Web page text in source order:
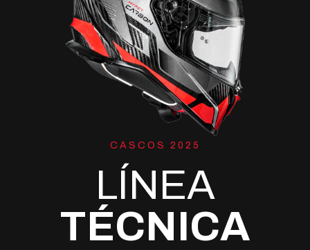
CASCOS 2025
LÍNEA
TÉCNICA